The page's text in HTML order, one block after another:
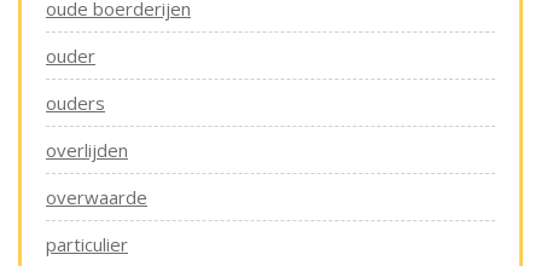
oude boerderijen
ouder
ouders
overlijden
overwaarde
particulier